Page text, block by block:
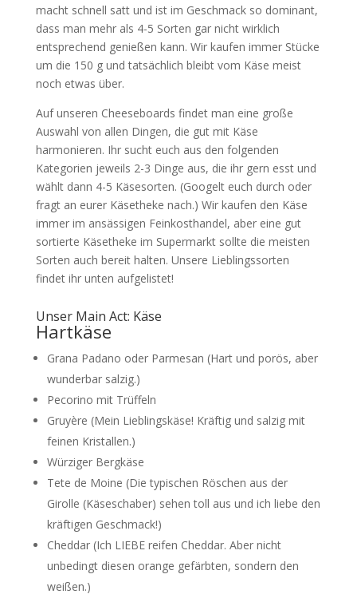
macht schnell satt und ist im Geschmack so dominant,
dass man mehr als 4-5 Sorten gar nicht wirklich
entsprechend genießen kann. Wir kaufen immer Stücke
um die 150 g und tatsächlich bleibt vom Käse meist
noch etwas über.
Auf unseren Cheeseboards findet man eine große
Auswahl von allen Dingen, die gut mit Käse
harmonieren. Ihr sucht euch aus den folgenden
Kategorien jeweils 2-3 Dinge aus, die ihr gern esst und
wählt dann 4-5 Käsesorten. (Googelt euch durch oder
fragt an eurer Käsetheke nach.) Wir kaufen den Käse
immer im ansässigen Feinkosthandel, aber eine gut
sortierte Käsetheke im Supermarkt sollte die meisten
Sorten auch bereit halten. Unsere Lieblingssorten
findet ihr unten aufgelistet!
Unser Main Act: Käse
Hartkäse
Grana Padano oder Parmesan (Hart und porös, aber
wunderbar salzig.)
Pecorino mit Trüffeln
Gruyère (Mein Lieblingskäse! Kräftig und salzig mit
feinen Kristallen.)
Würziger Bergkäse
Tete de Moine (Die typischen Röschen aus der
Girolle (Käseschaber) sehen toll aus und ich liebe den
kräftigen Geschmack!)
Cheddar (Ich LIEBE reifen Cheddar. Aber nicht
unbedingt diesen orange gefärbten, sondern den
weißen.)